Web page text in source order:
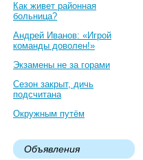
Как живет районная
больница?
Андрей Иванов: «Игрой
команды доволен!»
Экзамены не за горами
Сезон закрыт, дичь
подсчитана
Окружным путём
Объявления